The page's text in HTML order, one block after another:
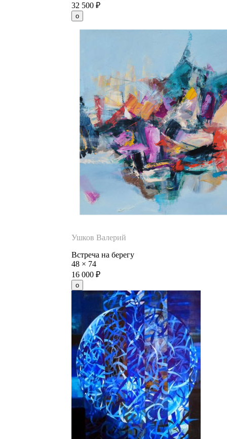
32 500 ₽
Ушков Валерий
Встреча на берегу
48 × 74
16 000 ₽